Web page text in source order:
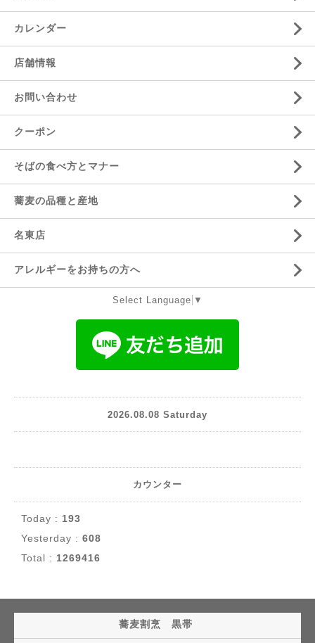
カレンダー
店舗情報
お問い合わせ
クーポン
そばの食べ方とマナー
蕎麦の品種と産地
名東店
アレルギーをお持ちの方へ
Select Language ▼
2026.08.08 Saturday
カウンター
Today : 193
Yesterday : 608
Total : 1269416
蕎麦割烹 黒帯